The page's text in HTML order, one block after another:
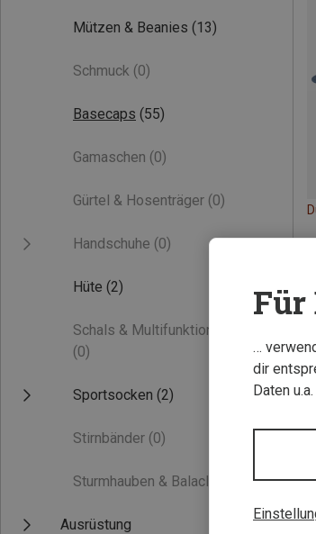
Mützen & Beanies (13)
Schmuck (0)
Basecaps (55)
Gamaschen (0)
Gürtel & Hosenträger (0)
Handschuhe (0)
Hüte (2)
Schals & Multifunktionstücher
(0)
Sportsocken (2)
Stirnbänder (0)
Sturmhauben & Balaclavas (0)
Ausrüstung
Für
…
dir
Daten